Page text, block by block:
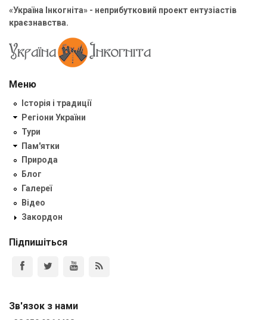
«Україна Інкогніта» - неприбутковий проект ентузіастів
краєзнавства.
Меню
Історія і традиції
Регіони України
Тури
Пам'ятки
Природа
Блог
Галереї
Відео
Закордон
Підпишіться
Зв'язок з нами